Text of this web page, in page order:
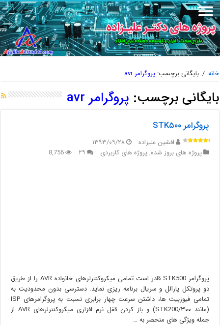
خانه / بایگانی برچسب:پروگرامر avr
بایگانی برچسب: پروگرامر avr
پروگرامر STK۵۰۰
افشین علیزاده
۱۳۹۳/۰۹/۲۸
پروژه های بروز شده,پروژه های کاربردی ۲۹ 8,756
پروگرامر STK500 قادر است تمامی میکروکنترلرهای خانواده AVR را از طریق
دو پروتکل پارالل و سریال برنامه ریزی نماید. دسترسی بدون محدودیت به
تمامی فیوزبیت ها، داشتن سرعت چهار برابری نسبت به پروگرامرهای ISP
(مانند STK200/۳۰۰) و باز کردن قفل نرم افزاری میکروکنترلرهای AVR از
جمله ویژگی های منحصر به …